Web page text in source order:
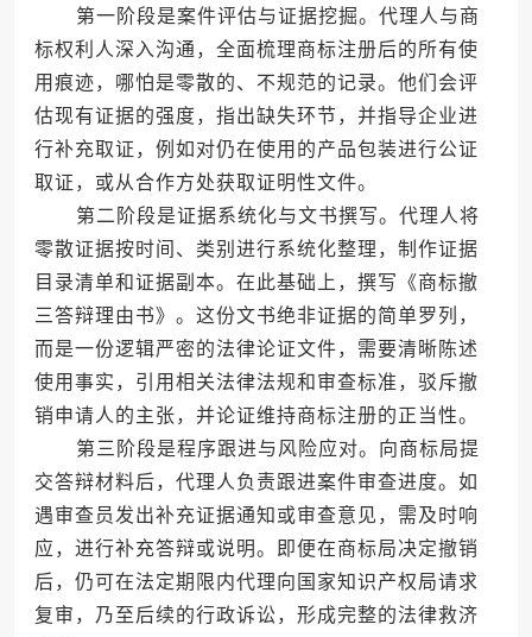
第一阶段是案件评估与证据挖掘。代理人与商
标权利人深入沟通，全面梳理商标注册后的所有使
用痕迹，哪怕是零散的、不规范的记录。他们会评
估现有证据的强度，指出缺失环节，并指导企业进
行补充取证，例如对仍在使用的产品包装进行公证
取证，或从合作方处获取证明性文件。
第二阶段是证据系统化与文书撰写。代理人将
零散证据按时间、类别进行系统化整理，制作证据
目录清单和证据副本。在此基础上，撰写《商标撤
三答辩理由书》。这份文书绝非证据的简单罗列，
而是一份逻辑严密的法律论证文件，需要清晰陈述
使用事实，引用相关法律法规和审查标准，驳斥撤
销申请人的主张，并论证维持商标注册的正当性。
第三阶段是程序跟进与风险应对。向商标局提
交答辩材料后，代理人负责跟进案件审查进度。如
遇审查员发出补充证据通知或审查意见，需及时响
应，进行补充答辩或说明。即便在商标局决定撤销
后，仍可在法定期限内代理向国家知识产权局请求
复审，乃至后续的行政诉讼，形成完整的法律救济